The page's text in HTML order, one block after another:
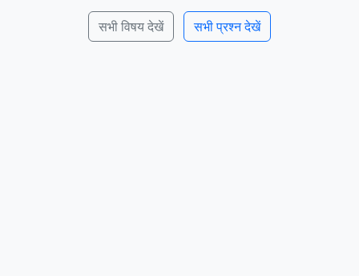
सभी विषय देखें सभी प्रश्न देखें